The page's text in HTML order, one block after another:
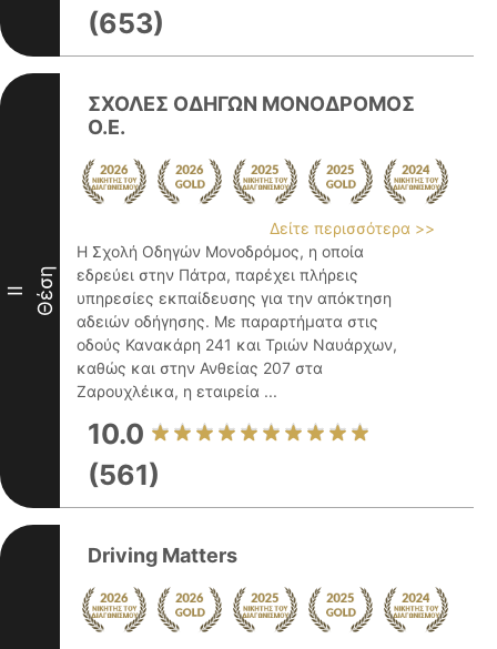
(653)
II Θέση
ΣΧΟΛΕΣ ΟΔΗΓΩΝ ΜΟΝΟΔΡΟΜΟΣ
Ο.Ε.
Δείτε περισσότερα >>
Η Σχολή Οδηγών Μονοδρόμος, η οποία
εδρεύει στην Πάτρα, παρέχει πλήρεις
υπηρεσίες εκπαίδευσης για την απόκτηση
αδειών οδήγησης. Με παραρτήματα στις
οδούς Κανακάρη 241 και Τριών Ναυάρχων,
καθώς και στην Ανθείας 207 στα
Ζαρουχλέικα, η εταιρεία ...
10.0
(561)
Driving Μatters